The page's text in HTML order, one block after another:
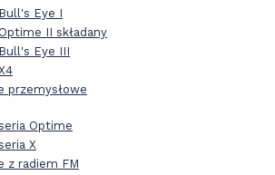
Bull's Eye I
Optime II składany
Bull's Eye III
przemysłowe
Optime
X
z radiem FM